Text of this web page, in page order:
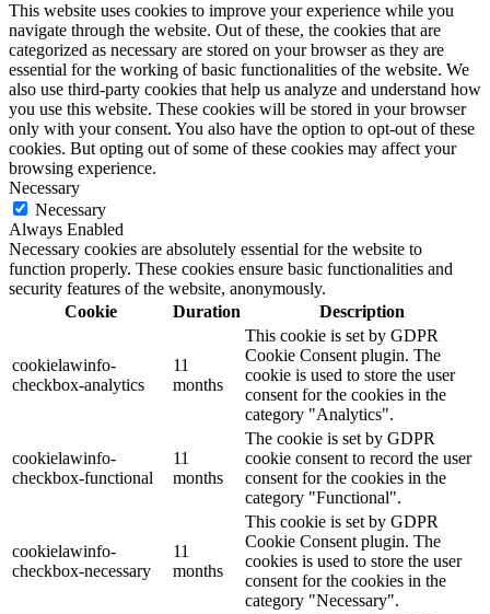
This website uses cookies to improve your experience while you
navigate through the website. Out of these, the cookies that are
categorized as necessary are stored on your browser as they are
essential for the working of basic functionalities of the website. We
also use third-party cookies that help us analyze and understand how
you use this website. These cookies will be stored in your browser
only with your consent. You also have the option to opt-out of these
cookies. But opting out of some of these cookies may affect your
browsing experience.
Necessary
Necessary
Always Enabled
Necessary cookies are absolutely essential for the website to
function properly. These cookies ensure basic functionalities and
security features of the website, anonymously.
Cookie
Duration Description
cookielawinfo-
checkbox-analytics
11
months
This cookie is set by GDPR
Cookie Consent plugin. The
cookie is used to store the user
consent for the cookies in the
category "Analytics".
cookielawinfo-
checkbox-functional
11
months
The cookie is set by GDPR
cookie consent to record the user
consent for the cookies in the
category "Functional".
cookielawinfo-
checkbox-necessary
11
months
This cookie is set by GDPR
Cookie Consent plugin. The
cookies is used to store the user
consent for the cookies in the
category "Necessary".